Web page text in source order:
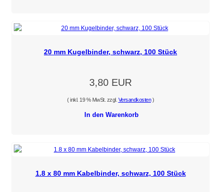
20 mm Kugelbinder, schwarz, 100 Stück
3,80 EUR
( inkl. 19 % MwSt. zzgl. Versandkosten)
In den Warenkorb
1.8 x 80 mm Kabelbinder, schwarz, 100 Stück